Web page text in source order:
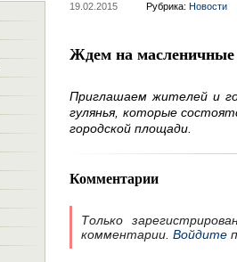
19.02.2015 Рубрика: Новости
Ждем на
Приглашаем жителей и
гулянья, которые
городской площади.
Комментарии
Только
комментарии. Войдите